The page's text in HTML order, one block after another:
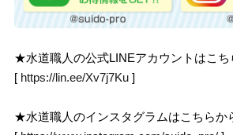
★水道職人の公式LINEアカウントはこち
[ https://lin.ee/Xv7j7Ku ]
★水道職人のインスタグラムはこちらか